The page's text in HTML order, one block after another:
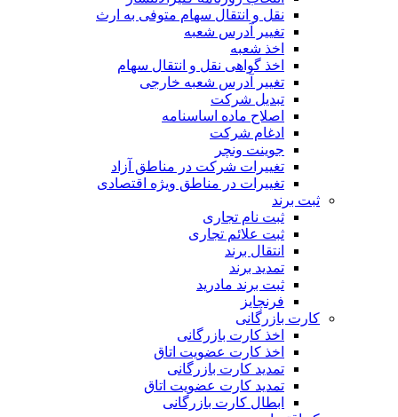
نقل و انتقال سهام متوفی به ارث
تغییر آدرس شعبه
اخذ شعبه
اخذ گواهی نقل و انتقال سهام
تغییر آدرس شعبه خارجی
تبدیل شرکت
اصلاح ماده اساسنامه
ادغام شرکت
جوینت ونچر
تغییرات شرکت در مناطق آزاد
تغییرات در مناطق ویژه اقتصادی
ثبت برند
ثبت نام تجاری
ثبت علائم تجاری
انتقال برند
تمدید برند
ثبت برند مادرید
فرنچایز
کارت بازرگانی
اخذ کارت بازرگانی
اخذ کارت عضویت اتاق
تمدید کارت بازرگانی
تمدید کارت عضویت اتاق
ابطال کارت بازرگانی